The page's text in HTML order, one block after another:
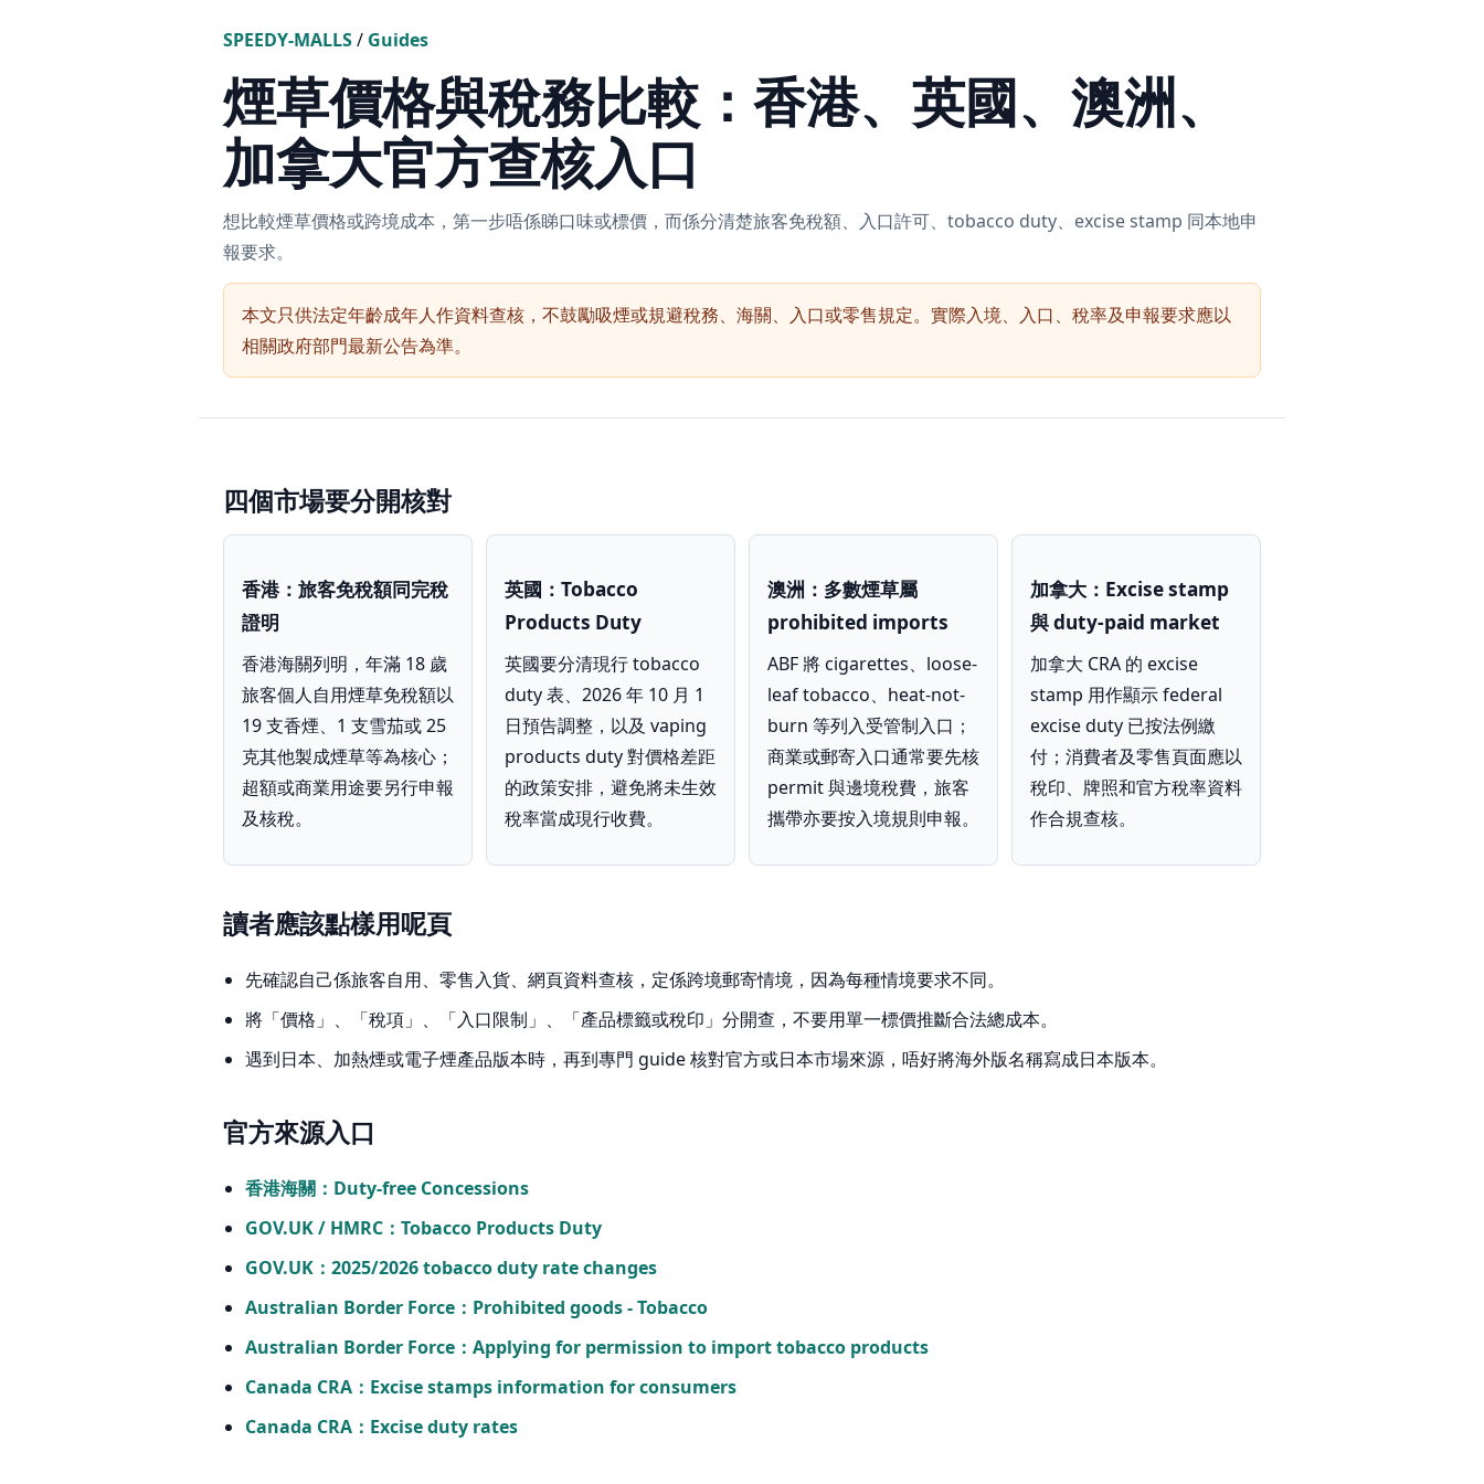
SPEEDY-MALLS/ Guides
煙草價格與稅務比較：香港、英國、澳洲、
加拿大官方查核入口
想比較煙草價格或跨境成本，第一步唔係睇口味或標價，而係分清楚旅客免稅額、入口許可、tobacco duty、excise stamp 同本地申
報要求。
本文只供法定年齡成年人作資料查核，不鼓勵吸煙或規避稅務、海關、入口或零售規定。實際入境、入口、稅率及申報要求應以
相關政府部門最新公告為準。
四個市場要分開核對
香港：旅客免稅額同完稅
證明
香港海關列明，年滿 18 歲
旅客個人自用煙草免稅額以
19 支香煙、1 支雪茄或 25
克其他製成煙草等為核心；
超額或商業用途要另行申報
及核稅。
英國：Tobacco
Products Duty
英國要分清現行 tobacco
duty 表、2026 年 10 月 1
日預告調整，以及 vaping
products duty 對價格差距
的政策安排，避免將未生效
稅率當成現行收費。
澳洲：多數煙草屬
prohibited imports
ABF 將 cigarettes、loose-
leaf tobacco、heat-not-
burn 等列入受管制入口；
商業或郵寄入口通常要先核
permit 與邊境稅費，旅客
攜帶亦要按入境規則申報。
加拿大：Excise stamp
與 duty-paid market
加拿大 CRA 的 excise
stamp 用作顯示 federal
excise duty 已按法例繳
付；消費者及零售頁面應以
稅印、牌照和官方稅率資料
作合規查核。
讀者應該點樣用呢頁
先確認自己係旅客自用、零售入貨、網頁資料查核，定係跨境郵寄情境，因為每種情境要求不同。
將「價格」、「稅項」、「入口限制」、「產品標籤或稅印」分開查，不要用單一標價推斷合法總成本。
遇到日本、加熱煙或電子煙產品版本時，再到專門 guide 核對官方或日本市場來源，唔好將海外版名稱寫成日本版本。
官方來源入口
香港海關：Duty-free Concessions
GOV.UK / HMRC：Tobacco Products Duty
GOV.UK：2025/2026 tobacco duty rate changes
Australian Border Force：Prohibited goods - Tobacco
Australian Border Force：Applying for permission to import tobacco products
Canada CRA：Excise stamps information for consumers
Canada CRA：Excise duty rates